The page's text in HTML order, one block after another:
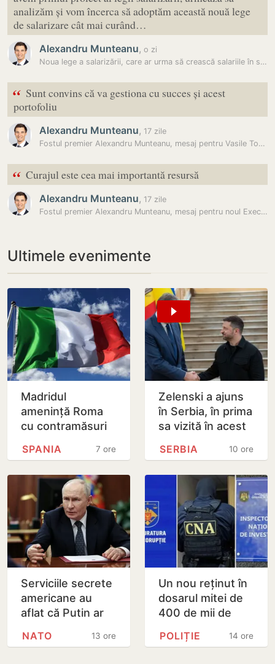
analizăm și vom încerca să adoptăm această nouă lege
de salarizare cât mai curând…
Alexandru Munteanu, o zi
Noua lege a salarizării, care ar urma să crească salariile în sectorul…
“ Sunt convins că va gestiona cu succes și acest
portofoliu
Alexandru Munteanu, 17 zile
Fostul premier Alexandru Munteanu, mesaj pentru Vasile Tofan: „Sunt…
“ Curajul este cea mai importantă resursă
Alexandru Munteanu, 17 zile
Fostul premier Alexandru Munteanu, mesaj pentru noul Executiv:…
Ultimele evenimente
Madridul
amenință Roma
cu contramăsuri
renunță la
frontieră pentru…
7 ore
SPANIA
Zelenski a ajuns
în Serbia, în prima
sa vizită în acest
tradițional al
10 ore
SERBIA
Serviciile secrete
americane au
aflat că Putin ar
cu un atac chiar în
13 ore
NATO
Un nou reținut în
dosarul mitei de
400 de mii de
facilitat transferul
14 ore
POLIȚIE